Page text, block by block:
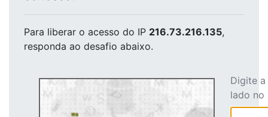
Para liberar o acesso do IP 216.73.216.135,
responda ao desafio abaixo.
Digite
lado no